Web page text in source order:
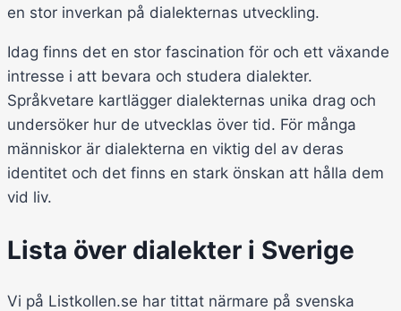
en stor inverkan på dialekternas utveckling.
Idag finns det en stor fascination för och ett växande
intresse i att bevara och studera dialekter.
Språkvetare kartlägger dialekternas unika drag och
undersöker hur de utvecklas över tid. För många
människor är dialekterna en viktig del av deras
identitet och det finns en stark önskan att hålla dem
vid liv.
Lista över dialekter i Sverige
Vi på Listkollen.se har tittat närmare på svenska